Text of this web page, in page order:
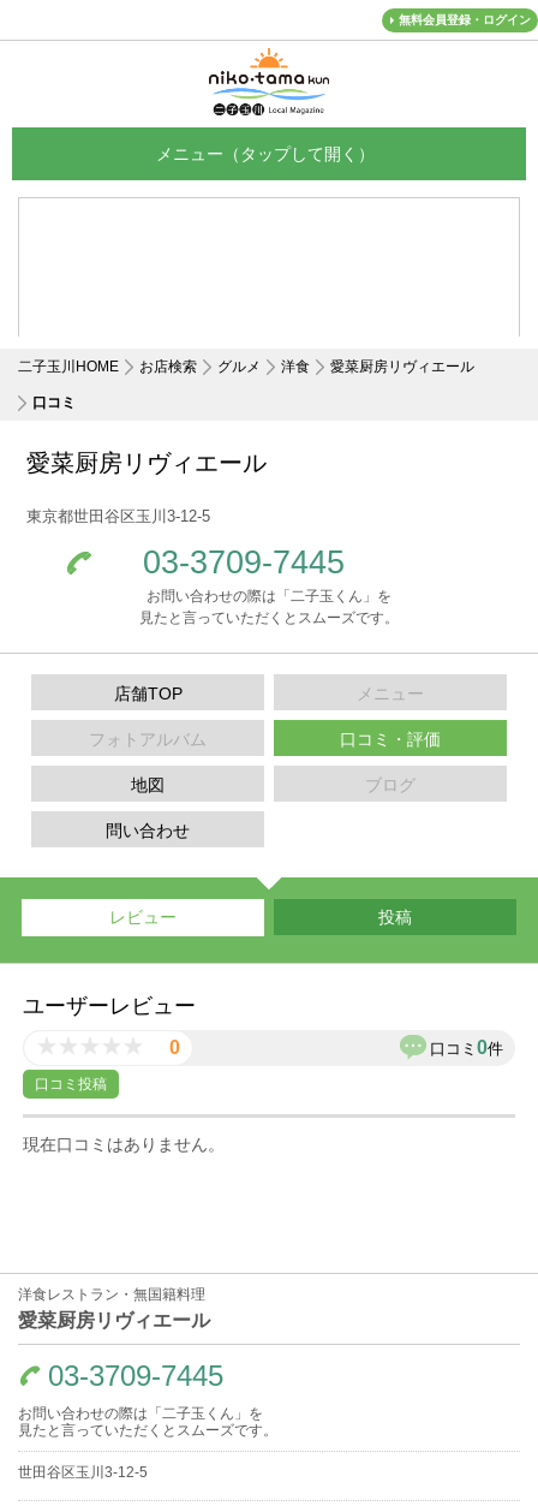
無料会員登録・ログイン
二子玉川HOME お店検索 グルメ 洋食 愛菜厨房リヴィエール
口コミ
愛菜厨房リヴィエール
東京都世田谷区玉川3-12-5
03-3709-7445
お問い合わせの際は「二子玉くん」を
見たと言っていただくとスムーズです。
店舗TOP メニュー
フォトアルバム 口コミ・評価
地図 ブログ
問い合わせ
レビュー 投稿
ユーザーレビュー
0 口コミ 0件
口コミ投稿
現在口コミはありません。
洋食レストラン・無国籍料理
愛菜厨房リヴィエール
03-3709-7445
お問い合わせの際は「二子玉くん」を
見たと言っていただくとスムーズです。
世田谷区玉川3-12-5
メニュー